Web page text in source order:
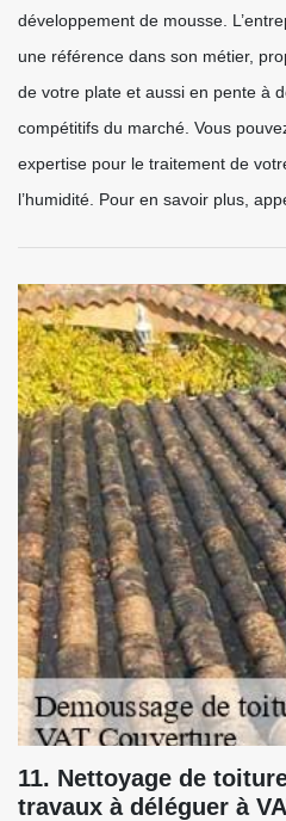
développement de mousse.
une référence dans son métier,
de votre plate et aussi en pente à
compétitifs du marché. Vous
expertise pour le traitement de
l’humidité. Pour en savoir plus,
11. Nettoyage de
travaux à déléguer à